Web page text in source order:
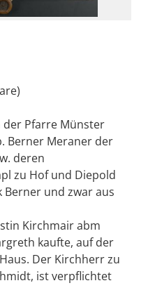
der Pfarre Münster
Berner Meraner der
deren
zu Hof und Diepold
Berner und zwar aus
Kirchmair abm
kaufte, auf der
Der Kirchherr zu
ist verpflichtet